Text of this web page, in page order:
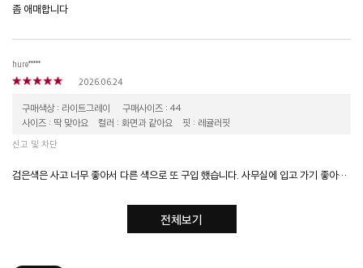
좀 애매합니다
hure*****
2026.06.24
구매색상 : 라이트그레이
구매사이즈 : 44
사이즈 : 딱 맞아요
컬러 : 화면과 같아요 핏 : 레귤러핏
신고 및 차단
검은색은 사고 너무 좋아서 다른 색으로 또 구입 했습니다. 사무실에 입고 가기 좋아요~
전체보기